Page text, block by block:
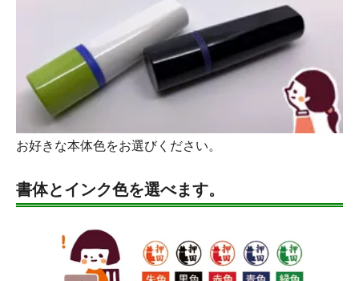
お好きな本体色をお選びください。
書体とインク色を選べます。